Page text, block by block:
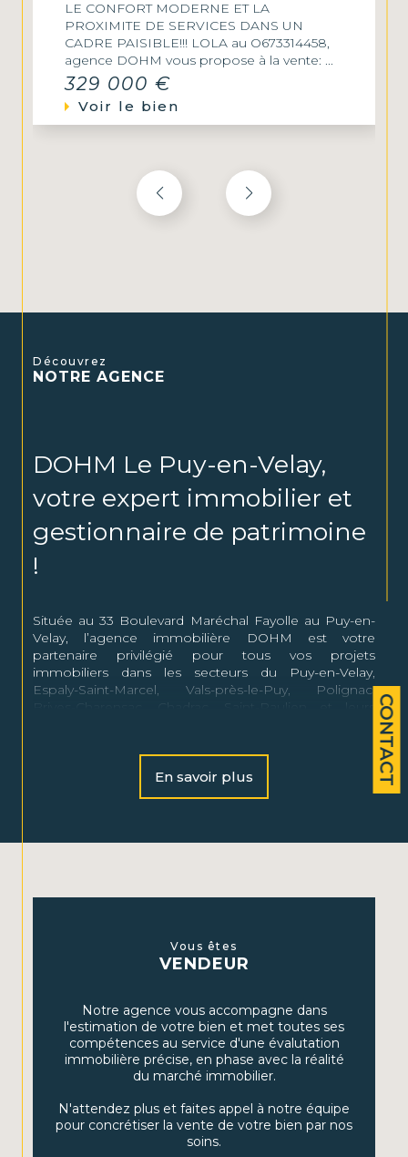
CONTACT
Exclusivité Dohm Immobilier ! A vendre, bel
appartement 3 pièces de 60m² avec
terrasse et parking, situé en rez-de-
chaussée d’une petite...
Voir le bien
Découvrez
NOTRE AGENCE
DOHM Le Puy-en-Velay,
votre expert immobilier et
gestionnaire de patrimoine
!
Située au 33 Boulevard Maréchal Fayolle au Puy-en-
Velay, l’agence immobilière DOHM est votre
partenaire privilégié pour tous vos projets
immobiliers dans les secteurs du Puy-en-Velay,
Espaly-Saint-Marcel, Vals-près-le-Puy, Polignac,
Notre équipe dynamique vous accompagne dans la
vente, l’achat et la location de biens immobiliers, ainsi
que dans la gestion locative. Nous vous offrons
investissements et assurer votre avenir financier.
Nos services
expertise pour vendre rapidement ou dénicher le
bien parfait, que ce soit pour une résidence
Location :Découvrez une large sélection de maisons
et d’appartements à louer dans les secteurs que nous
couvrons.
Gestion locative :Nous assurons la gestion complète
de votre bien, incluant la recherche de locataires, la
gestion des baux et l'entretien du bien.
En savoir plus
Vous êtes
VENDEUR
Notre agence vous accompagne dans
l'estimation de votre bien et met toutes ses
compétences au service d'une évalutation
immobilière précise, en phase avec la réalité
du marché immobilier.
N'attendez plus et faites appel à notre équipe
pour concrétiser la vente de votre bien par nos
soins.